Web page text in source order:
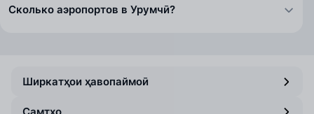
Сколько аэропортов в Урумчӣ?
Ширкатҳои ҳавопаймоӣ